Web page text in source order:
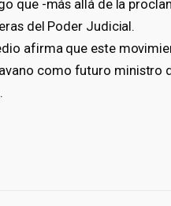
que -más allá de la
del Poder Judicial.
afirma que este
como futuro ministro